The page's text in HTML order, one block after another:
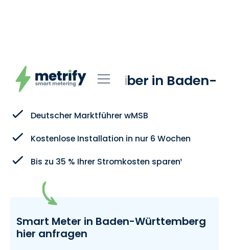
metrify: Ihr
Messstellenbetreiber in Baden-
Württemberg
Deutscher Marktführer wMSB
Kostenlose Installation in nur 6 Wochen
Bis zu 35 % Ihrer Stromkosten sparen¹
Smart Meter in Baden-Württemberg
hier anfragen